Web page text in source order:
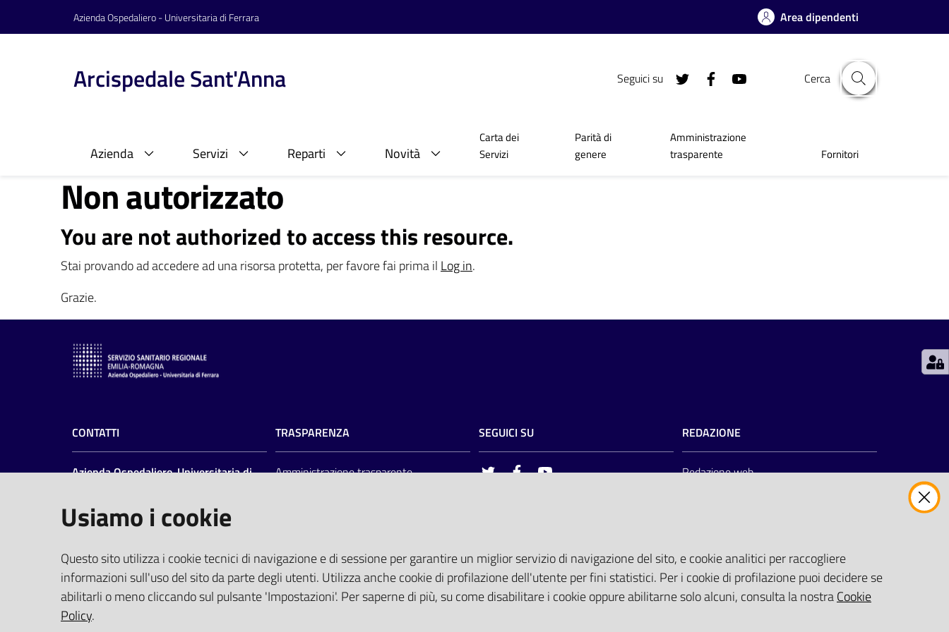
Vai al contenuto
Vai alla navigazioneAzienda Ospedaliero - Universitaria di Ferrara Area dipendenti
Arcispedale Sant'Anna Seguici su Cerca
Azienda Servizi Reparti Novità
Carta dei
Servizi
Parità di
genere
Amministrazione
trasparente
Fornitori
Non autorizzato
You are not authorized to access this resource.
Stai provando ad accedere ad una risorsa protetta, per favore fai prima il Log in.
Grazie.
CONTATTI
Azienda Ospedaliero-Universitaria di
Arcispedale S.Anna
Centralino 0532 236111
Fax 0532 236650
P.I. 01295950388
TRASPARENZA
Amministrazione trasparente
Elenco Siti Tematici
Tempi di attesa
SEGUICI SU
twitterfacebookyoutube
Cloud aziendale( manuale di istruzioni )
Portale del Dipendente
Sito intranet
REDAZIONE
Redazione web
Usiamo i cookie
Questo sito utilizza i cookie tecnici di navigazione e di sessione per garantire un miglior servizio di navigazione del sito, e cookie analitici per raccogliere
informazioni sull'uso del sito da parte degli utenti. Utilizza anche cookie di profilazione dell'utente per fini statistici. Per i cookie di profilazione puoi decidere se
abilitarli o meno cliccando sul pulsante 'Impostazioni'. Per saperne di più, su come disabilitare i cookie oppure abilitarne solo alcuni, consulta la nostraCookie
Policy.